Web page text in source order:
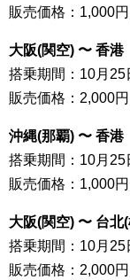
販売価格：1,000
大阪(関空) 〜 香港
搭乗期間：10月25
販売価格：2,000
沖縄(那覇) 〜 香港
搭乗期間：10月25
販売価格：1,000
大阪(関空) 〜 台北
搭乗期間：10月25
販売価格：2,000